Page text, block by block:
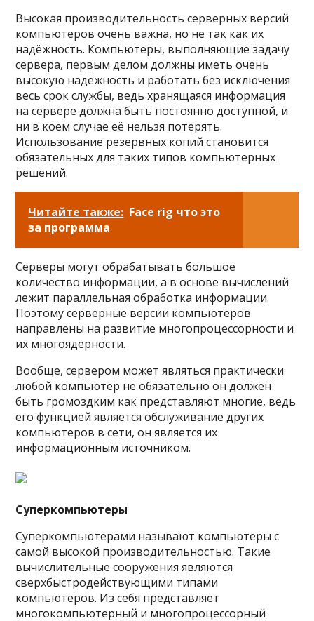
Высокая производительность серверных версий
компьютеров очень важна, но не так как их
надёжность. Компьютеры, выполняющие задачу
сервера, первым делом должны иметь очень
высокую надёжность и работать без исключения
весь срок службы, ведь хранящаяся информация
на сервере должна быть постоянно доступной, и
ни в коем случае её нельзя потерять.
Использование резервных копий становится
обязательных для таких типов компьютерных
решений.
Читайте также: Face rig что это
за программа
Серверы могут обрабатывать большое
количество информации, а в основе вычислений
лежит параллельная обработка информации.
Поэтому серверные версии компьютеров
направлены на развитие многопроцессорности и
их многоядерности.
Вообще, сервером может являться практически
любой компьютер не обязательно он должен
быть громоздким как представляют многие, ведь
его функцией является обслуживание других
компьютеров в сети, он является их
информационным источником.
Суперкомпьютеры
Суперкомпьютерами называют компьютеры с
самой высокой производительностью. Такие
вычислительные сооружения являются
сверхбыстродействующими типами
компьютеров. Из себя представляет
многокомпьютерный и многопроцессорный